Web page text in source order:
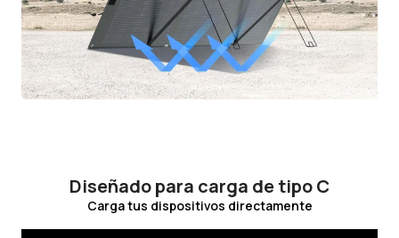
Diseñado para carga de tipo C
Carga tus dispositivos directamente